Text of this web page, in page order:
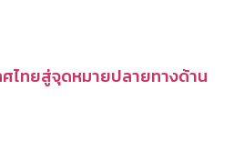
ศไทยสู่จุดหมายปลายทางด้าน